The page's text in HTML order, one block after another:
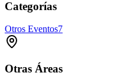
Categorías
Otros Eventos7
Otras Áreas